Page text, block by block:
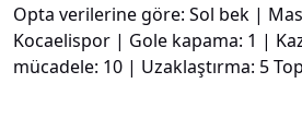
Opta verilerine göre: Sol bek |
Kocaelispor | Gole kapama: 1 |
mücadele: 10 | Uzaklaştırma: 5